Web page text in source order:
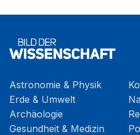
Astronomie & Physik
Erde & Umwelt
Archäologie
Gesundheit & Medizin